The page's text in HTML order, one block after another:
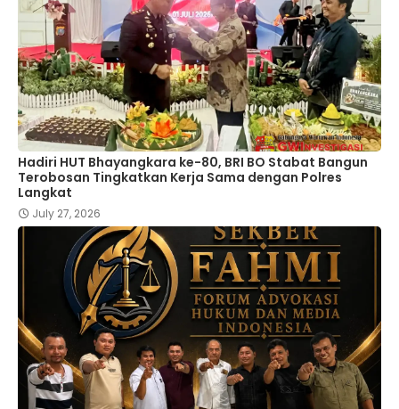
Hadiri HUT Bhayangkara ke-80, BRI BO Stabat Bangun
Terobosan Tingkatkan Kerja Sama dengan Polres
Langkat
July 27, 2026